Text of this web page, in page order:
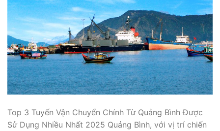
Top 3 Tuyến Vận Chuyển Chính Từ Quảng Bình Được
Sử Dụng Nhiều Nhất 2025 Quảng Bình, với vị trí chiến